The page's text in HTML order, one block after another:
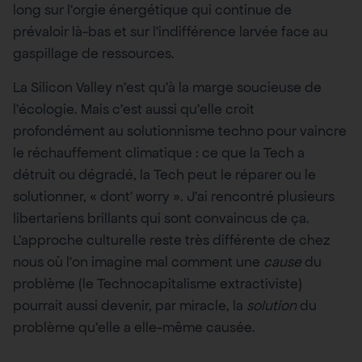
long sur l’orgie énergétique qui continue de
prévaloir là-bas et sur l’indifférence larvée face au
gaspillage de ressources.
La Silicon Valley n’est qu’à la marge soucieuse de
l’écologie. Mais c’est aussi qu’elle croit
profondément au solutionnisme techno pour vaincre
le réchauffement climatique : ce que la Tech a
détruit ou dégradé, la Tech peut le réparer ou le
solutionner, « dont’ worry ». J’ai rencontré plusieurs
libertariens brillants qui sont convaincus de ça.
L’approche culturelle reste très différente de chez
nous où l’on imagine mal comment une cause du
problème (le Technocapitalisme extractiviste)
pourrait aussi devenir, par miracle, la solution du
problème qu’elle a elle-même causée.